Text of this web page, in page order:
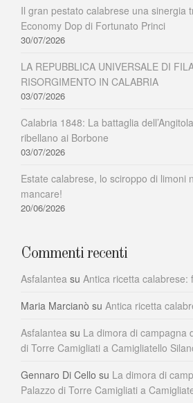
Il gran pestato calabrese una sinergia
Economy Dop di Fortunato Princi
30/07/2026
LA REPUBBLICA UNIVERSALE DI
RISORGIMENTO IN CALABRIA
03/07/2026
Calabria 1848: La battaglia
ribellano ai Borbone
03/07/2026
Estate calabrese, lo sciroppo di limoni
mancare!
20/06/2026
Commenti recenti
Asfalantea su Antica ricetta calabrese:
Maria Marcianò su Antica ricetta
Asfalantea su La dimora di campagna
di Torre Camigliati a Camigliatello
Gennaro Di Cello su La dimora di
Palazzo di Torre Camigliati a